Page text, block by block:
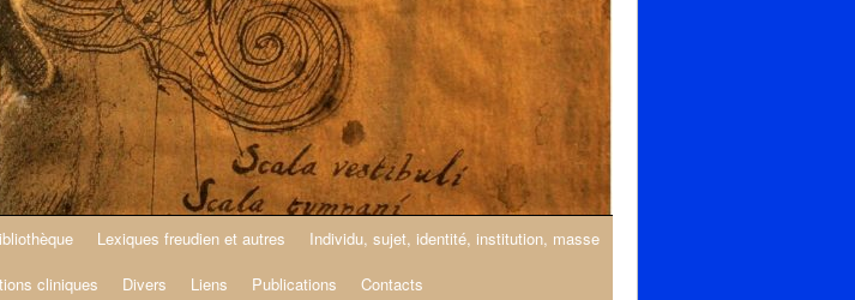
Lexiques freudien et autres
Individu, sujet, identité, institution, masse
cliniques Divers Liens Publications Contacts